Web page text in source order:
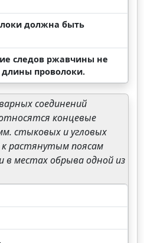
должна быть
следов ржавчины не
проволоки.
соединений
концевые
стыковых и угловых
растянутым поясам
в местах обрыва одной из